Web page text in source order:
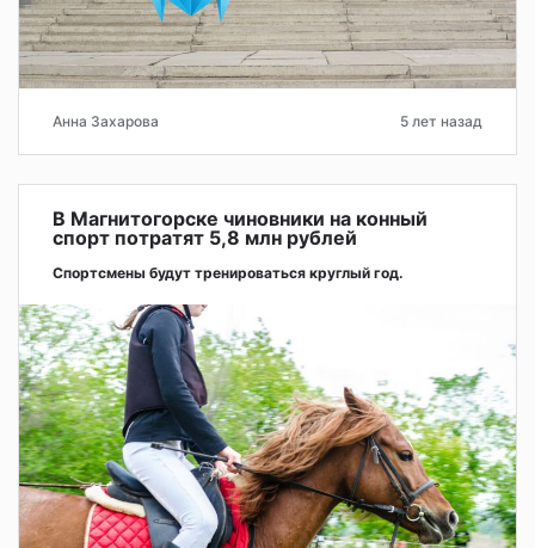
Анна Захарова 5 лет назад
В Магнитогорске чиновники на конный
спорт потратят 5,8 млн рублей
Спортсмены будут тренироваться круглый год.